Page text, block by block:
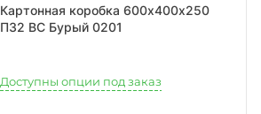
Картонная коробка 600х400х250
П32 ВС Бурый 0201
Доступны опции под заказ